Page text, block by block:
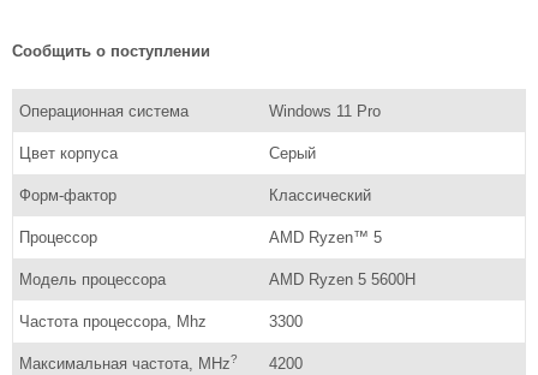
Сообщить о поступлении
Операционная система Windows 11 Pro
Цвет корпуса Серый
Форм-фактор Классический
Процессор AMD Ryzen™ 5
Модель процессора AMD Ryzen 5 5600H
Частота процессора, Mhz 3300
Максимальная частота, MHz? 4200